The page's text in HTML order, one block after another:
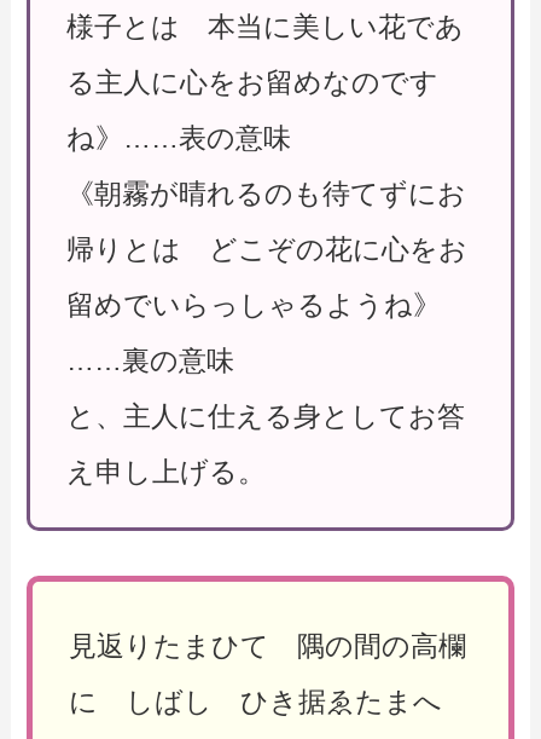
様子とは 本当に美しい花であ
る主人に心をお留めなのです
ね》……表の意味
《朝霧が晴れるのも待てずにお
帰りとは どこぞの花に心をお
留めでいらっしゃるようね》
……裏の意味
と、主人に仕える身としてお答
え申し上げる。
見返りたまひて 隅の間の高欄
に しばし ひき据ゑたまへ